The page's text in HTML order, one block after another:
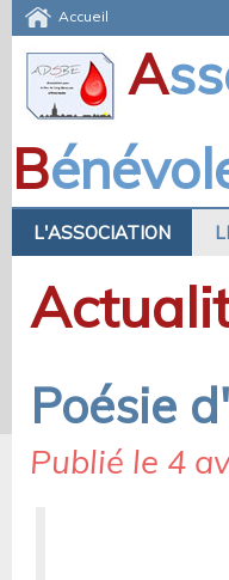
Accueil
A
B
L'ASSOCIATION
Poésie
Publié le 4